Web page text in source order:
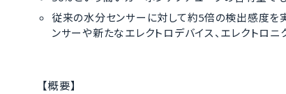
従来の水分センサーに対して約5倍の検出感度を
ンサーや新たなエレクトロデバイス、エレクトロ
【概要】